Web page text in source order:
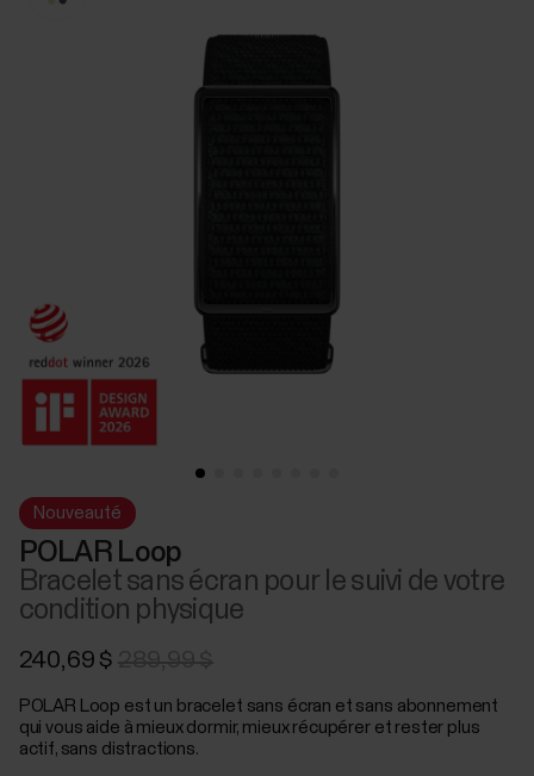
Nouveauté
POLAR Loop
Bracelet sans écran pour le suivi de votre
condition physique
240,69 $
POLAR Loop est un bracelet sans écran et sans abonnement
qui vous aide à mieux dormir, mieux récupérer et rester plus
actif, sans distractions.